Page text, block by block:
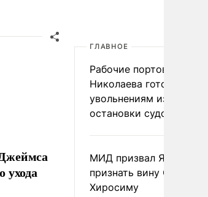
ухода
ГЛАВНОЕ
Рабочие портов
Николаева готовятся к
увольнениям из-за
остановки судоходства
МИД призвал Японию
признать вину США за
Хиросиму